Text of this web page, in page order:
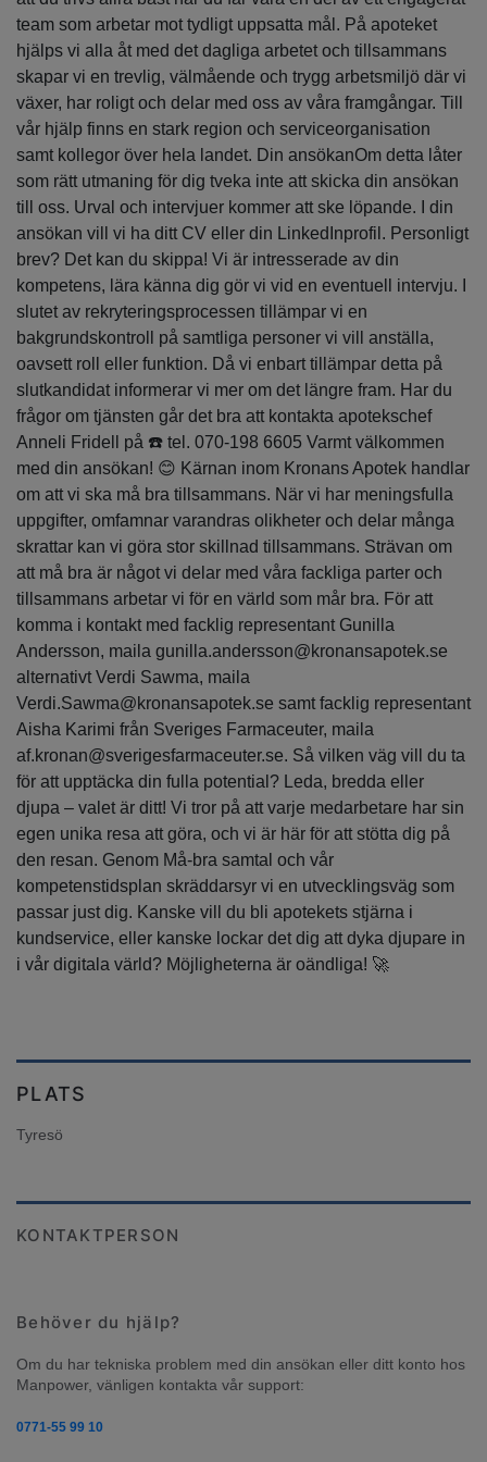
team som arbetar mot tydligt uppsatta mål. På apoteket
hjälps vi alla åt med det dagliga arbetet och tillsammans
skapar vi en trevlig, välmående och trygg arbetsmiljö där vi
växer, har roligt och delar med oss av våra framgångar. Till
vår hjälp finns en stark region och serviceorganisation
samt kollegor över hela landet. Din ansökanOm detta låter
som rätt utmaning för dig tveka inte att skicka din ansökan
till oss. Urval och intervjuer kommer att ske löpande. I din
ansökan vill vi ha ditt CV eller din LinkedInprofil. Personligt
brev? Det kan du skippa! Vi är intresserade av din
kompetens, lära känna dig gör vi vid en eventuell intervju. I
slutet av rekryteringsprocessen tillämpar vi en
bakgrundskontroll på samtliga personer vi vill anställa,
oavsett roll eller funktion. Då vi enbart tillämpar detta på
slutkandidat informerar vi mer om det längre fram. Har du
frågor om tjänsten går det bra att kontakta apotekschef
Anneli Fridell på ☎️ tel. 070-198 6605 Varmt välkommen
med din ansökan! 😊 Kärnan inom Kronans Apotek handlar
om att vi ska må bra tillsammans. När vi har meningsfulla
uppgifter, omfamnar varandras olikheter och delar många
skrattar kan vi göra stor skillnad tillsammans. Strävan om
att må bra är något vi delar med våra fackliga parter och
tillsammans arbetar vi för en värld som mår bra. För att
komma i kontakt med facklig representant Gunilla
Andersson, maila gunilla.andersson@kronansapotek.se
alternativt Verdi Sawma, maila
Verdi.Sawma@kronansapotek.se samt facklig representant
Aisha Karimi från Sveriges Farmaceuter, maila
af.kronan@sverigesfarmaceuter.se. Så vilken väg vill du ta
för att upptäcka din fulla potential? Leda, bredda eller
djupa – valet är ditt! Vi tror på att varje medarbetare har sin
egen unika resa att göra, och vi är här för att stötta dig på
den resan. Genom Må-bra samtal och vår
kompetenstidsplan skräddarsyr vi en utvecklingsväg som
passar just dig. Kanske vill du bli apotekets stjärna i
kundservice, eller kanske lockar det dig att dyka djupare in
i vår digitala värld? Möjligheterna är oändliga! 🚀
PLATS
Tyresö
KONTAKTPERSON
Behöver du hjälp?
Om du har tekniska problem med din ansökan eller ditt konto hos
Manpower, vänligen kontakta vår support:
0771-55 99 10